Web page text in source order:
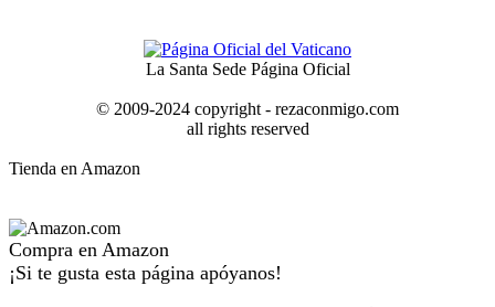
La Santa Sede Página Oficial
© 2009-2024 copyright - rezaconmigo.com
all rights reserved
Tienda en Amazon
Compra en Amazon
¡Si te gusta esta página apóyanos!